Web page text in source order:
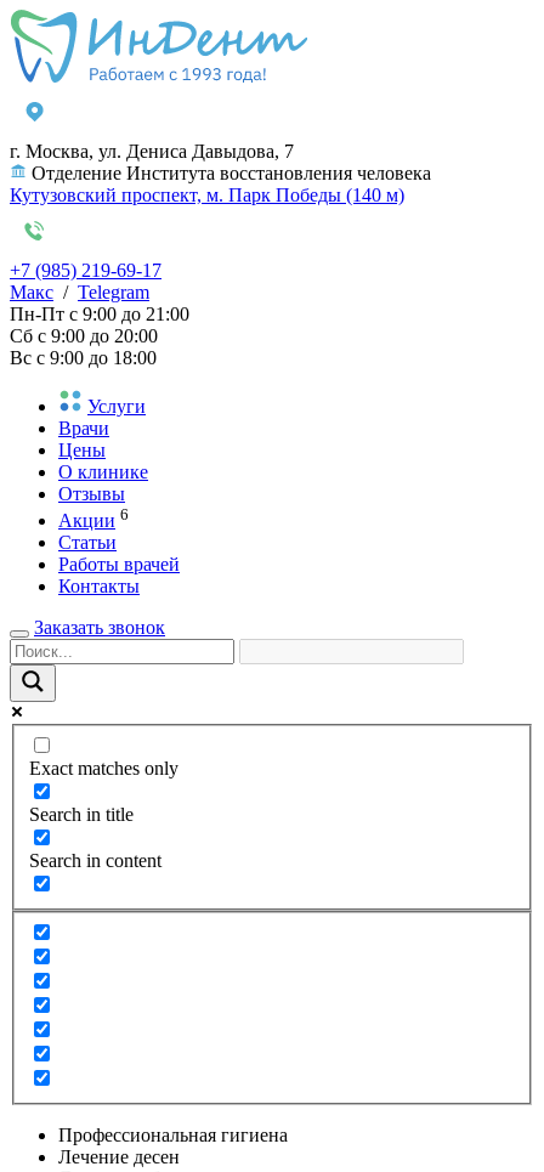
г. Москва, ул. Дениса Давыдова, 7
Отделение Института восстановления человека
Кутузовский проспект, м. Парк Победы (140 м)
+7 (985) 219-69-17
Макс / Telegram
Пн-Пт с 9:00 до 21:00
Сб с 9:00 до 20:00
Вс с 9:00 до 18:00
Услуги
Врачи
Цены
О клинике
Отзывы
Акции 6
Статьи
Работы врачей
Контакты
Заказать звонок
Exact matches only
Search in title
Search in content
Профессиональная гигиена
Лечение десен